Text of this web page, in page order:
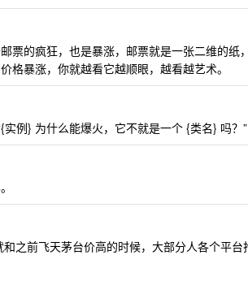
票的疯狂，也是暴涨，邮票就是一张二维的纸
格暴涨，你就越看它越顺眼，越看越艺术。
例} 为什么能爆火，它不就是一个 {类名} 吗？
之前飞天茅台价高的时候，大部分人各个平台